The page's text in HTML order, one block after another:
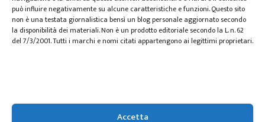
può influire negativamente su alcune caratteristiche e funzioni. Questo sito
non è una testata giornalistica bensì un blog personale aggiornato secondo
la disponibilità dei materiali. Non è un prodotto editoriale secondo la L. n. 62
del 7/3/2001. Tutti i marchi e nomi citati appartengono ai legittimi proprietari.
Accetta
Zspace.it